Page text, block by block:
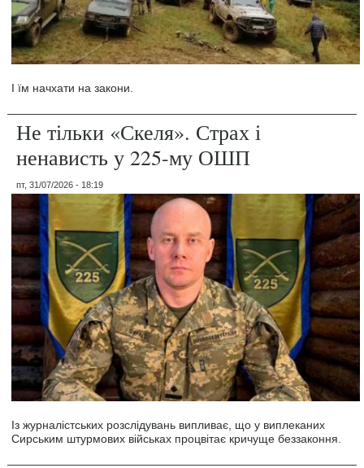
І їм начхати на закони.
Не тільки «Скеля». Страх і
ненависть у 225-му ОШП
пт, 31/07/2026 - 18:19
Із журналістських розслідувань випливає, що у виплеканих
Сирським штурмових військах процвітає кричуще беззаконня.